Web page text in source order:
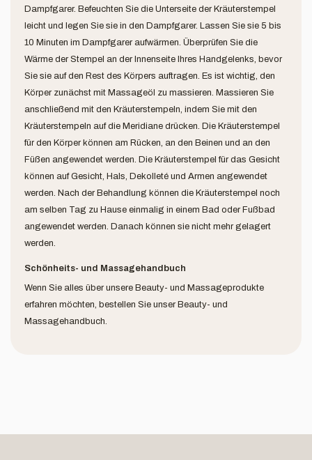
Dampfgarer. Befeuchten Sie die Unterseite der Kräuterstempel
leicht und legen Sie sie in den Dampfgarer. Lassen Sie sie 5 bis
10 Minuten im Dampfgarer aufwärmen. Überprüfen Sie die
Wärme der Stempel an der Innenseite Ihres Handgelenks, bevor
Sie sie auf den Rest des Körpers auftragen. Es ist wichtig, den
Körper zunächst mit Massageöl zu massieren. Massieren Sie
anschließend mit den Kräuterstempeln, indem Sie mit den
Kräuterstempeln auf die Meridiane drücken. Die Kräuterstempel
für den Körper können am Rücken, an den Beinen und an den
Füßen angewendet werden. Die Kräuterstempel für das Gesicht
können auf Gesicht, Hals, Dekolleté und Armen angewendet
werden. Nach der Behandlung können die Kräuterstempel noch
am selben Tag zu Hause einmalig in einem Bad oder Fußbad
angewendet werden. Danach können sie nicht mehr gelagert
werden.
Schönheits- und Massagehandbuch
Wenn Sie alles über unsere Beauty- und Massageprodukte
erfahren möchten, bestellen Sie unser Beauty- und
Massagehandbuch.